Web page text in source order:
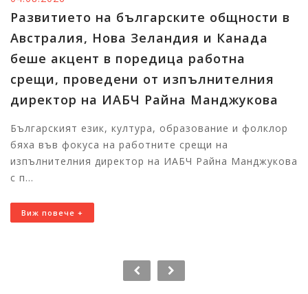
Развитието на българските общности в
Австралия, Нова Зеландия и Канада
беше акцент в поредица работна
срещи, проведени от изпълнителния
директор на ИАБЧ Райна Манджукова
Българският език, култура, образование и фолклор
бяха във фокуса на работните срещи на
изпълнителния директор на ИАБЧ Райна Манджукова
с п...
Виж повече +